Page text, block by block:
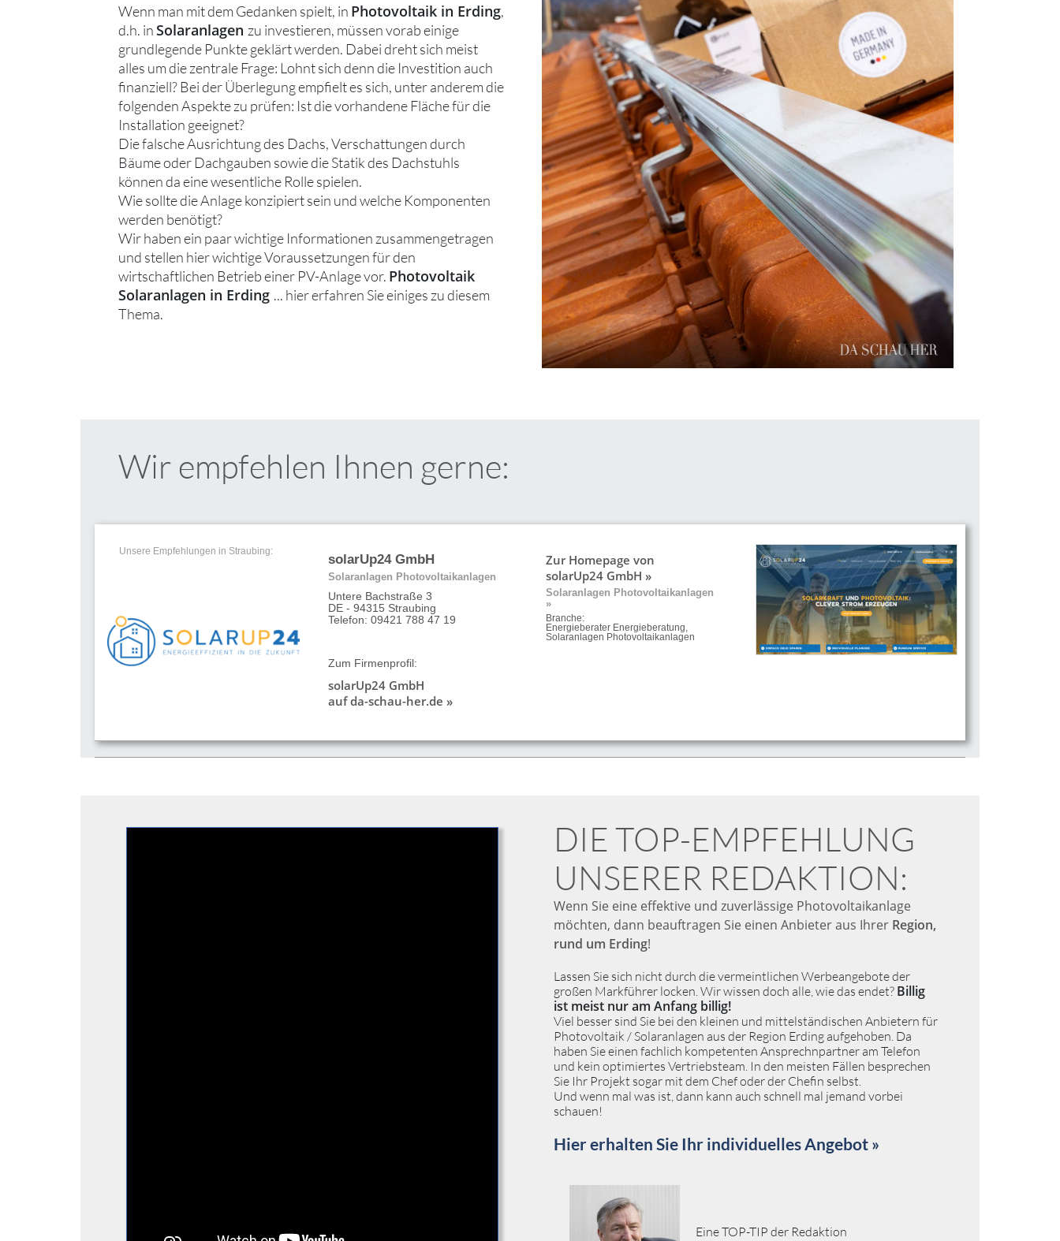
Wenn man mit dem Gedanken spielt, in Photovoltaik in Erding,
d.h. inSolaranlagen zu investieren, müssen vorab einige
grundlegende Punkte geklärt werden. Dabei dreht sich meist
alles um die zentrale Frage: Lohnt sich denn die Investition auch
finanziell? Bei der Überlegung empfielt es sich, unter anderem die
folgenden Aspekte zu prüfen: Ist die vorhandene Fläche für die
Installation geeignet?
Die falsche Ausrichtung des Dachs, Verschattungen durch
Bäume oder Dachgauben sowie die Statik des Dachstuhls
können da eine wesentliche Rolle spielen.
Wie sollte die Anlage konzipiert sein und welche Komponenten
werden benötigt?
Wir haben ein paar wichtige Informationen zusammengetragen
und stellen hier wichtige Voraussetzungen für den
wirtschaftlichen Betrieb einer PV-Anlage vor. Photovoltaik
Solaranlagen in Erding ... hier erfahren Sie einiges zu diesem
Thema.
Wir empfehlen Ihnen gerne:
Unsere Empfehlungen in Straubing:
solarUp24 GmbH
Solaranlagen Photovoltaikanlagen
Untere Bachstraße 3
DE - 94315 Straubing
Telefon: 09421 788 47 19
Zum Firmenprofil:
solarUp24 GmbH
auf da-schau-her.de »
Zur Homepage von
solarUp24 GmbH »
Solaranlagen Photovoltaikanlagen
»
Branche:
Energieberater Energieberatung,
Solaranlagen Photovoltaikanlagen
DIE TOP-EMPFEHLUNG
UNSERER REDAKTION:
Wenn Sie eine effektive und zuverlässige Photovoltaikanlage
möchten, dann beauftragen Sie einen Anbieter aus Ihrer Region,
rund um Erding!
Lassen Sie sich nicht durch die vermeintlichen Werbeangebote der
großen Markführer locken. Wir wissen doch alle, wie das endet? Billig
ist meist nur am Anfang billig!
Viel besser sind Sie bei den kleinen und mittelständischen Anbietern für
Photovoltaik / Solaranlagen aus der Region Erding aufgehoben. Da
haben Sie einen fachlich kompetenten Ansprechnpartner am Telefon
und kein optimiertes Vertriebsteam. In den meisten Fällen besprechen
Sie Ihr Projekt sogar mit dem Chef oder der Chefin selbst.
Und wenn mal was ist, dann kann auch schnell mal jemand vorbei
schauen!
Hier erhalten Sie Ihr individuelles Angebot »
Eine TOP-TIP der Redaktion